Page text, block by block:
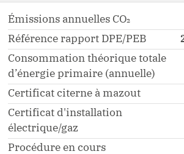
Émissions annuelles CO₂
Référence rapport DPE/PEB
Consommation théorique totale
d’énergie primaire (annuelle)
Certificat citerne à mazout
Certificat d'installation
électrique/gaz
Procédure en cours